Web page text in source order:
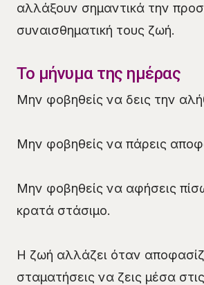
αλλάξουν σημαντικά την
συναισθηματική τους ζωή.
Το μήνυμα της ημέρας
Μην φοβηθείς να δεις την
Μην φοβηθείς να πάρεις
Μην φοβηθείς να αφήσεις
κρατά στάσιμο.
Η ζωή αλλάζει όταν
σταματήσεις να ζεις μέσα στις